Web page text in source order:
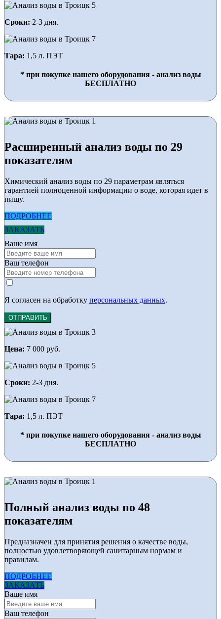
Сроки: 2-3 дня.
Тара: 1,5 л. ПЭТ
* при покупке нашего оборудования - анализ воды
БЕСПЛАТНО
Расширенный анализ воды по 29
показателям
Химический анализ воды по 29 параметрам являться
гарантией полноценной информации о воде, которая идет в
пищу.
ПОДРОБНЕЕ
ЗАКАЗАТЬ
Ваше имя
Ваш телефон
Я согласен на обработку персональных данных.
ОТПРАВИТЬ
Цена: 7 000 руб.
Сроки: 2-3 дня.
Тара: 1,5 л. ПЭТ
* при покупке нашего оборудования - анализ воды
БЕСПЛАТНО
Полный анализ воды по 48
показателям
Предназначен для принятия решения о качестве воды,
полностью удовлетворяющей санитарным нормам и
правилам.
ПОДРОБНЕЕ
ЗАКАЗАТЬ
Ваше имя
Ваш телефон